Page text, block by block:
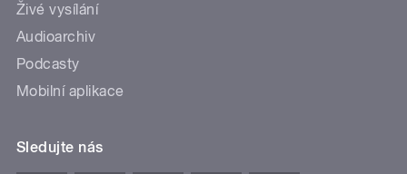
Živé vysílání
Audioarchiv
Podcasty
Mobilní aplikace
Sledujte nás